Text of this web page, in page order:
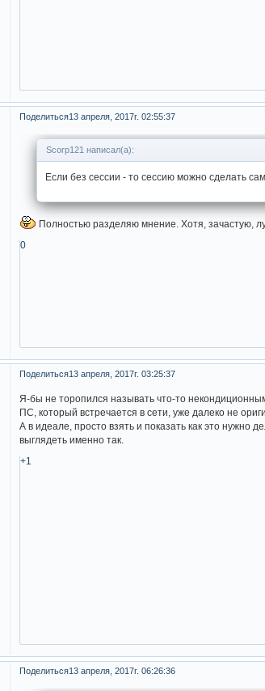
Поделиться13 апреля, 2017г. 02:55:37
Scorp121 написал(а):
Если без сессии - то сессию можно сделать
Полностью разделяю мнение. Хотя, зачастую,
0
Поделиться13 апреля, 2017г. 03:25:37
Я-бы не торопился называть что-то
ПС, который встречается в сети, уже далеко не
А в идеале, просто взять и показать как это нужно
выглядеть именно так.
+1
Поделиться13 апреля, 2017г. 06:26:36